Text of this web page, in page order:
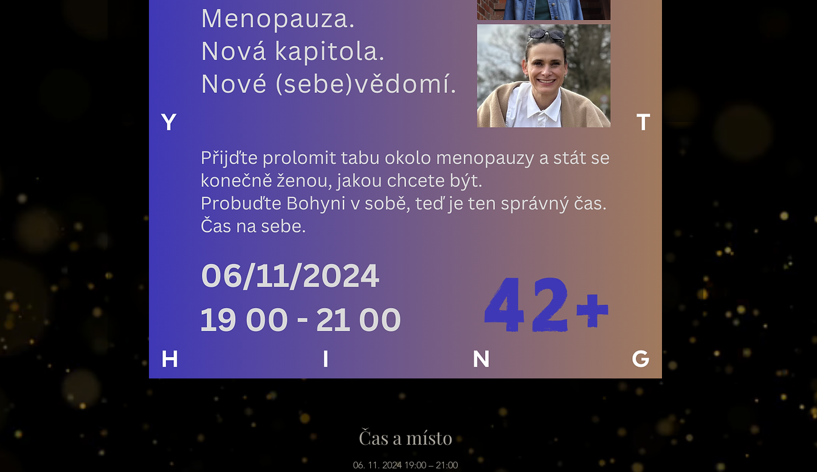
Čas a místo
06. 11. 2024 19:00 – 21:00